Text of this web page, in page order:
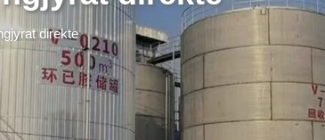
direkte